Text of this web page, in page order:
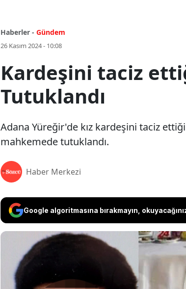
Haberler - Gündem
26 Kasım 2024 - 10:08
Kardeşini taciz
Tutuklandı
Adana Yüreğir'de kız kardeşini taciz ettiği
mahkemede tutuklandı.
Haber Merkezi
Google algoritmasına bırakmayın,